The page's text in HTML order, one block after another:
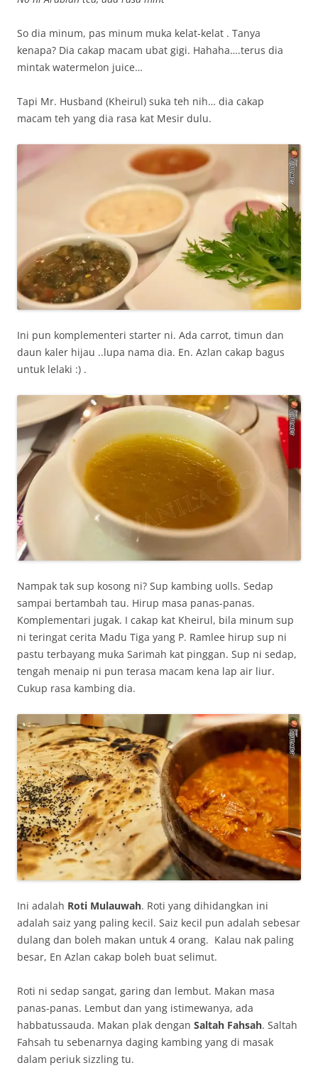
So dia minum, pas minum muka kelat-kelat . Tanya
kenapa? Dia cakap macam ubat gigi. Hahaha….terus dia
mintak watermelon juice…
Tapi Mr. Husband (Kheirul) suka teh nih… dia cakap
macam teh yang dia rasa kat Mesir dulu.
Ini pun komplementeri starter ni. Ada carrot, timun dan
daun kaler hijau ..lupa nama dia. En. Azlan cakap bagus
untuk lelaki :) .
Nampak tak sup kosong ni? Sup kambing uolls. Sedap
sampai bertambah tau. Hirup masa panas-panas.
Komplementari jugak. I cakap kat Kheirul, bila minum sup
ni teringat cerita Madu Tiga yang P. Ramlee hirup sup ni
pastu terbayang muka Sarimah kat pinggan. Sup ni sedap,
tengah menaip ni pun terasa macam kena lap air liur.
Cukup rasa kambing dia.
Ini adalah Roti Mulauwah. Roti yang dihidangkan ini
adalah saiz yang paling kecil. Saiz kecil pun adalah sebesar
dulang dan boleh makan untuk 4 orang. Kalau nak paling
besar, En Azlan cakap boleh buat selimut.
Roti ni sedap sangat, garing dan lembut. Makan masa
panas-panas. Lembut dan yang istimewanya, ada
habbatussauda. Makan plak dengan Saltah Fahsah. Saltah
Fahsah tu sebenarnya daging kambing yang di masak
dalam periuk sizzling tu.